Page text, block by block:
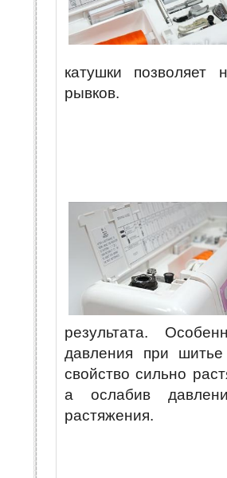
катушки позволяет
рывков.
результата.
давления при
свойство сильно
а ослабив
растяжения.